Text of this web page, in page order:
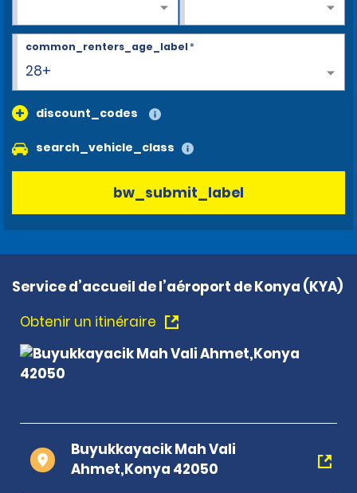
28+
common_renters_age_label*
discount_codes
search_vehicle_class
bw_submit_label
Service d’accueil de l’aéroport de Konya (KYA)
Obtenir un itinéraire
Buyukkayacik Mah Vali
Ahmet,Konya 42050